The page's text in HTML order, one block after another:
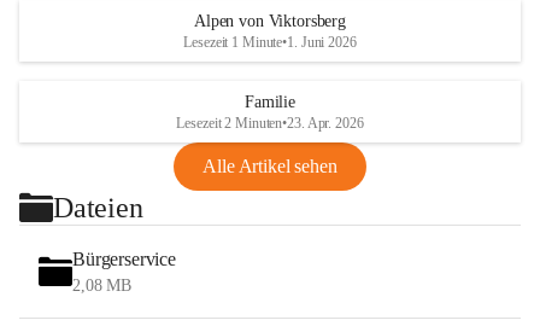
Alpen von Viktorsberg
Lesezeit 1 Minute•1. Juni 2026
Familie
Lesezeit 2 Minuten•23. Apr. 2026
Alle Artikel sehen
Dateien
Bürgerservice
2,08 MB